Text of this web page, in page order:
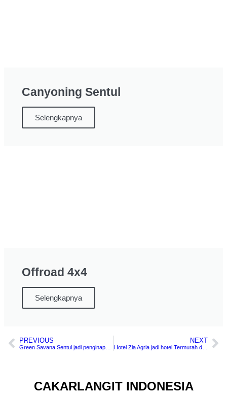
Canyoning Sentul
Selengkapnya
Offroad 4x4
Selengkapnya
PREVIOUS NEXT
Hotel Zia Agria jadi hotel Termurah di Bogor
CAKARLANGIT INDONESIA